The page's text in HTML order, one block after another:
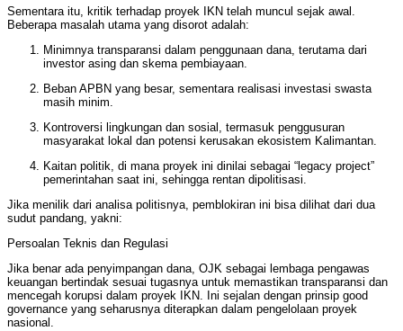
Sementara itu, kritik terhadap proyek IKN telah muncul sejak awal.
Beberapa masalah utama yang disorot adalah:
Minimnya transparansi dalam penggunaan dana, terutama dari
investor asing dan skema pembiayaan.
Beban APBN yang besar, sementara realisasi investasi swasta
masih minim.
Kontroversi lingkungan dan sosial, termasuk penggusuran
masyarakat lokal dan potensi kerusakan ekosistem Kalimantan.
Kaitan politik, di mana proyek ini dinilai sebagai “legacy project”
pemerintahan saat ini, sehingga rentan dipolitisasi.
Jika menilik dari analisa politisnya, pemblokiran ini bisa dilihat dari dua
sudut pandang, yakni:
Persoalan Teknis dan Regulasi
Jika benar ada penyimpangan dana, OJK sebagai lembaga pengawas
keuangan bertindak sesuai tugasnya untuk memastikan transparansi dan
mencegah korupsi dalam proyek IKN. Ini sejalan dengan prinsip good
governance yang seharusnya diterapkan dalam pengelolaan proyek
nasional.